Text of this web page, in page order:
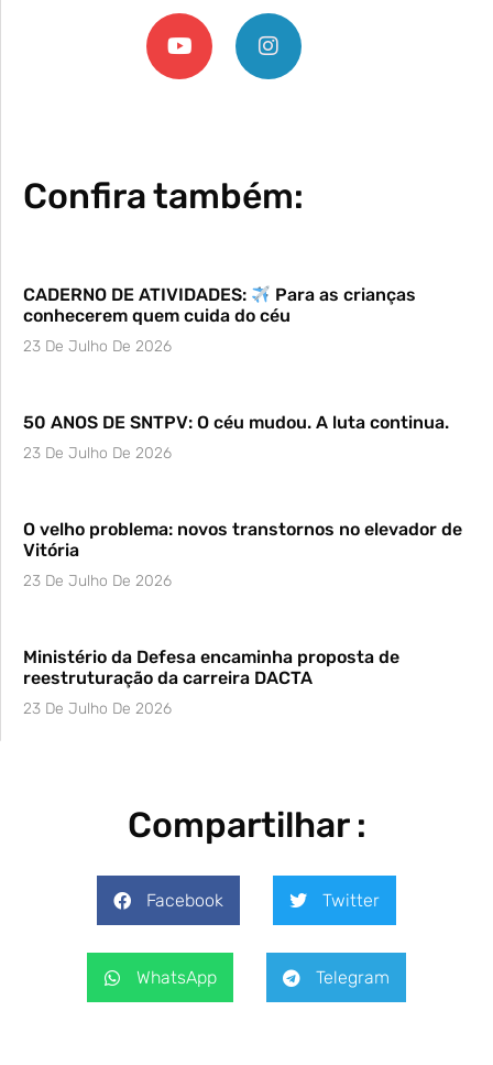
Confira também:
CADERNO DE ATIVIDADES:
Para as crianças
conhecerem quem cuida do céu
23 De Julho De 2026
50 ANOS DE SNTPV: O céu mudou. A luta continua.
23 De Julho De 2026
O velho problema: novos transtornos no elevador de
Vitória
23 De Julho De 2026
Ministério da Defesa encaminha proposta de
reestruturação da carreira DACTA
23 De Julho De 2026
Compartilhar :
Facebook Twitter
WhatsApp Telegram